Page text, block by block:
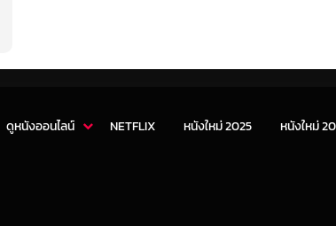
ดูหนังออนไลน์ NETFLIX หนังใหม่ 2025 หนังใหม่